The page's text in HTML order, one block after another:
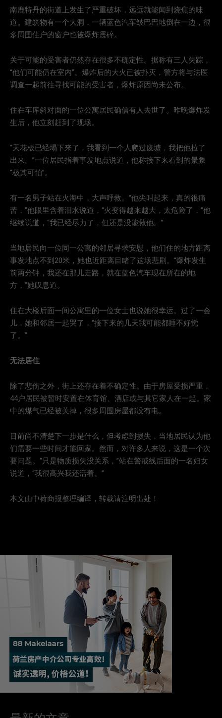
南鹿特丹的街道上发生了严重破坏，远远就能闻到烧焦的味
道。建筑物有一个大洞，一辆蓝色汽车皱巴巴地倒在一边，很
多周围住户的窗户也被爆炸震碎。
关于可能的受害者仍然存在很多不确定性。据称有三人失踪，
“他们可能仍在室内”。爆炸后的大火已被扑灭，警方将与法医
调查一起前往寻找可能的受害者，爆炸原因尚未公布。
住在车库斜对面的一位公寓居民确信有人去世了。昨晚爆炸发
生后，他立刻赶到了现场。
“天花板已经塌下来了，我看到一个人爬过废墟，我把他拉了
出来。”一位居民指着事发地点说道，他称接下来看到的景象
“极其可怕”。
有一名男子站在火海中，大声呼救。“他尖叫起来，真的很痛
苦，”他眼里含着泪水说道，“火变得越来越大，太危险了，”他
继续说道，“我已经尽力了，但还是没能救他。”
当地居民向一位同一公寓的邻居寻求安慰，他们住的地方距离
事发地点不到20米，她也近距离目睹了这场悲剧。“爆炸发生
前两分钟，我还在那儿走路，就在蓝色汽车现在所在的地
方，”她叹息道。
住在大楼后面一间公寓里的一位女士也说她很幸运。过了一会
儿，她和邻居一起哭了，“接下来的几天我可能都睡不好觉
了。”
无法居住
除了悲伤之外，街上还存在着不确定性。由于房屋受损严重，
44户居民被暂时安置在体育馆、酒店或与其它家人在一起。家
中的煤气已经被关掉，很多周围房屋都没有电。
目前尚不清楚下一步是什么，但考虑到损失，当地居民认为他
们需要一些时间才能回家。然而，对许多人来说，这是一个次
要问题。“只是物质损失没关系，”站在警戒线后面的一名妇女
说道，“我很高兴我还活着。”
本文由中荷商报整理编译，转载请注明出处！